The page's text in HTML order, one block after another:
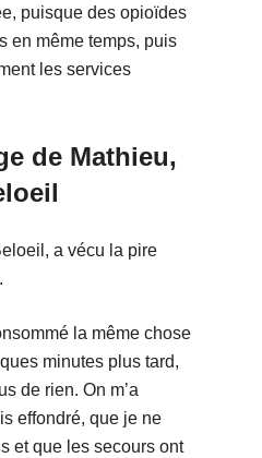
puisque des opioïdes
en même temps, puis
les services
de Mathieu,
a vécu la pire
la même chose
minutes plus tard,
de rien. On m’a
effondré, que je ne
et que les secours ont